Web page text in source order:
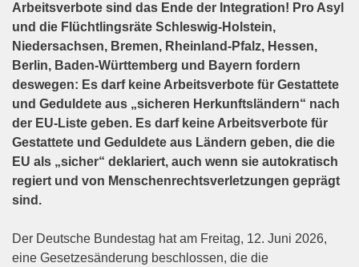
Arbeitsverbote sind das Ende der Integration! Pro Asyl
und die Flüchtlingsräte Schleswig-Holstein,
Niedersachsen, Bremen, Rheinland-Pfalz, Hessen,
Berlin, Baden-Württemberg und Bayern fordern
deswegen: Es darf keine Arbeitsverbote für Gestattete
und Geduldete aus „sicheren Herkunftsländern“ nach
der EU-Liste geben. Es darf keine Arbeitsverbote für
Gestattete und Geduldete aus Ländern geben, die die
EU als „sicher“ deklariert, auch wenn sie autokratisch
regiert und von Menschenrechtsverletzungen geprägt
sind.
Der Deutsche Bundestag hat am Freitag, 12. Juni 2026,
eine Gesetzesänderung beschlossen, die die